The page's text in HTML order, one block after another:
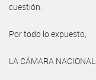
cuestión.
Por todo lo expuesto,
LA CÁMARA NACIONAL